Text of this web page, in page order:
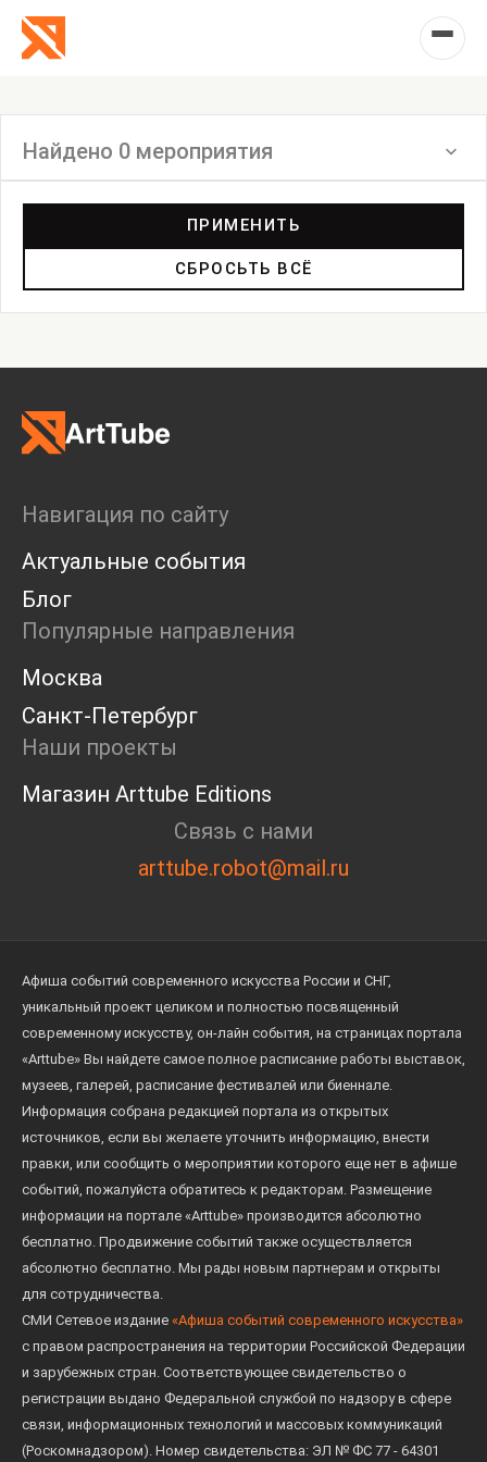
Найдено 0 мероприятия
Перформанс
Анонс
Мастерские
Дискуссия
Пресс-конференция
Ярмарка
Интервью
Open call
Экскурсия
Дискуссия
Cosmoscow 2024
Blazar 2024
Встречи
ПРИМЕНИТЬ
СБРОСЬТЬ ВСЁ
Навигация по сайту
Актуальные события
Блог
Популярные направления
Москва
Санкт-Петербург
Наши проекты
Магазин Arttube Editions
Связь с нами
arttube.robot@mail.ru
Афиша событий современного искусства России и СНГ,
уникальный проект целиком и полностью посвященный
современному искусству, он-лайн события, на страницах портала
«Arttube» Вы найдете самое полное расписание работы выставок,
музеев, галерей, расписание фестивалей или биеннале.
Информация собрана редакцией портала из открытых
источников, если вы желаете уточнить информацию, внести
правки, или сообщить о мероприятии которого еще нет в афише
событий, пожалуйста обратитесь к редакторам. Размещение
информации на портале «Arttube» производится абсолютно
бесплатно. Продвижение событий также осуществляется
абсолютно бесплатно. Мы рады новым партнерам и открыты
для сотрудничества.
СМИ Сетевое издание «Афиша событий современного искусства»
с правом распространения на территории Российской Федерации
и зарубежных стран. Соответствующее свидетельство о
регистрации выдано Федеральной службой по надзору в сфере
связи, информационных технологий и массовых коммуникаций
(Роскомнадзором). Номер свидетельства: ЭЛ № ФС 77 - 64301